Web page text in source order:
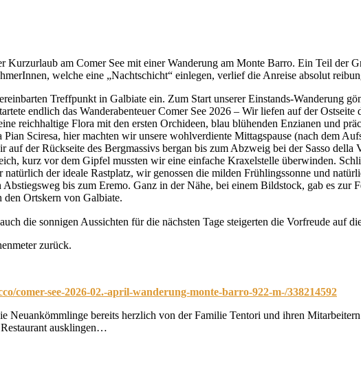
Kurzurlaub am Comer See mit einer Wanderung am Monte Barro. Ein Teil der
welche eine „Nachtschicht“ einlegen, verlief die Anreise absolut
Treffpunkt in Galbiate ein. Zum Start unserer Einstands-Wanderung
endlich das Wanderabenteuer Comer See 2026 – Wir liefen auf der
reichhaltige Flora mit den ersten Orchideen, blau blühenden Enzianen und
Sciresa, hier machten wir unsere wohlverdiente Mittagspause (nach dem
der Rückseite des Bergmassivs bergan bis zum Abzweig bei der Sasso
kurz vor dem Gipfel mussten wir eine einfache Kraxelstelle überwinden.
der ideale Rastplatz, wir genossen die milden Frühlingssonne und
bis zum Eremo. Ganz in der Nähe, bei einem Bildstock, gab es zur
Ortskern von Galbiate.
die sonnigen Aussichten für die nächsten Tage steigerten die Vorfreude auf
zurück.
comer-see-2026-02.-april-wanderung-monte-barro-922-m-/338214592
Neuankömmlinge bereits herzlich von der Familie Tentori und ihren
ausklingen…